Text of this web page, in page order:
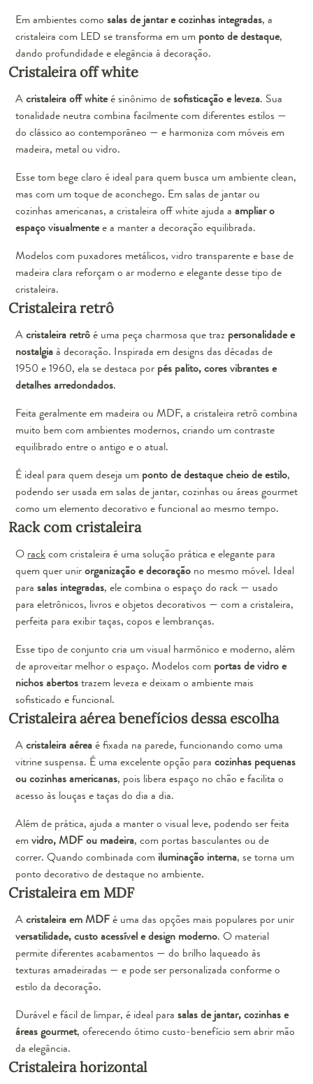
Em ambientes como salas de jantar e cozinhas integradas, a
cristaleira com LED se transforma em um ponto de destaque,
dando profundidade e elegância à decoração.
Cristaleira off white
Acristaleira off whiteé sinônimo desofisticação e leveza. Sua
tonalidade neutra combina facilmente com diferentes estilos —
do clássico ao contemporâneo — e harmoniza com móveis em
madeira, metal ou vidro.
Esse tom bege claro é ideal para quem busca um ambiente clean,
mas com um toque de aconchego. Em salas de jantar ou
cozinhas americanas, a cristaleira off white ajuda a ampliar o
espaço visualmentee a manter a decoração equilibrada.
Modelos com puxadores metálicos, vidro transparente e base de
madeira clara reforçam o ar moderno e elegante desse tipo de
cristaleira.
Cristaleira retrô
Acristaleira retrôé uma peça charmosa que traz personalidade e
nostalgiaà decoração. Inspirada em designs das décadas de
1950 e 1960, ela se destaca por pés palito, cores vibrantes e
detalhes arredondados.
Feita geralmente em madeira ou MDF, a cristaleira retrô combina
muito bem com ambientes modernos, criando um contraste
equilibrado entre o antigo e o atual.
É ideal para quem deseja um ponto de destaque cheio de estilo,
podendo ser usada em salas de jantar, cozinhas ou áreas gourmet
como um elemento decorativo e funcional ao mesmo tempo.
Rack com cristaleira
O rackcom cristaleira é uma solução prática e elegante para
quem quer unirorganização e decoração no mesmo móvel. Ideal
para salas integradas, ele combina o espaço do rack — usado
para eletrônicos, livros e objetos decorativos — com a cristaleira,
perfeita para exibir taças, copos e lembranças.
Esse tipo de conjunto cria um visual harmônico e moderno, além
de aproveitar melhor o espaço. Modelos com portas de vidro e
nichos abertostrazem leveza e deixam o ambiente mais
sofisticado e funcional.
Cristaleira aérea benefícios dessa escolha
Acristaleira aéreaé fixada na parede, funcionando como uma
vitrine suspensa. É uma excelente opção para cozinhas pequenas
ou cozinhas americanas, pois libera espaço no chão e facilita o
acesso às louças e taças do dia a dia.
Além de prática, ajuda a manter o visual leve, podendo ser feita
emvidro, MDF ou madeira, com portas basculantes ou de
correr. Quando combinada com iluminação interna, se torna um
ponto decorativo de destaque no ambiente.
Cristaleira em MDF
Acristaleira em MDFé uma das opções mais populares por unir
versatilidade, custo acessível e design moderno. O material
permite diferentes acabamentos — do brilho laqueado às
texturas amadeiradas — e pode ser personalizada conforme o
estilo da decoração.
Durável e fácil de limpar, é ideal para salas de jantar, cozinhas e
áreas gourmet, oferecendo ótimo custo-benefício sem abrir mão
da elegância.
Cristaleira horizontal